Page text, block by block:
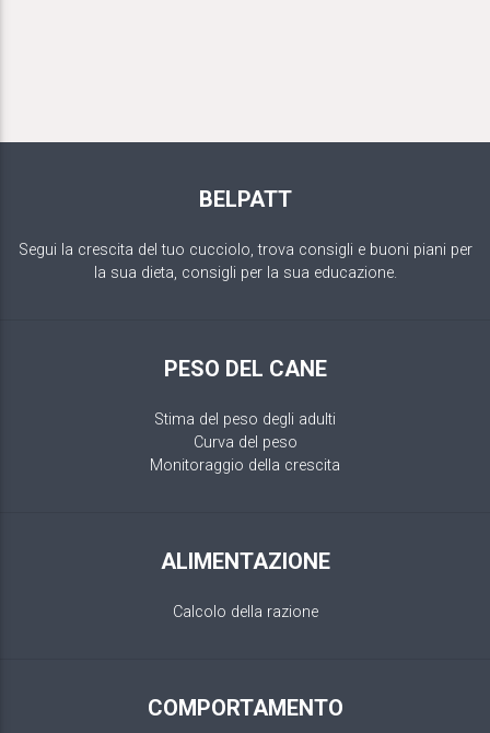
BELPATT
Segui la crescita del tuo cucciolo, trova consigli e buoni piani per
la sua dieta, consigli per la sua educazione.
PESO DEL CANE
Stima del peso degli adulti
Curva del peso
Monitoraggio della crescita
ALIMENTAZIONE
Calcolo della razione
COMPORTAMENTO